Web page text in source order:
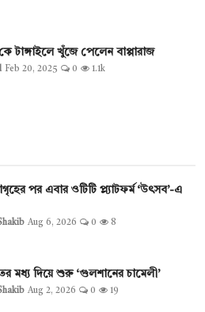
টাঙ্গাইলে খুঁজে পেলেন বাপ্পারাজ
Feb 20, 2025 0 1.1k
পর এবার ওটিটি প্ল্যাটফর্ম ‘উৎসব’-এ
Aug 6, 2026 0 8
মধ্য দিয়ে শুরু ‘গুলশানের চামেলী’
Aug 2, 2026 0 19